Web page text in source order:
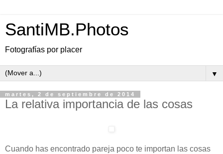
SantiMB.Photos
Fotografías por placer
▼
martes, 2 de septiembre de 2014
La relativa importancia de las cosas
Cuando has encontrado pareja poco te importan las cosas